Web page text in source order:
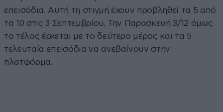
επεισόδια. Αυτή τη στιγμή έχουν προβληθεί τα 5 από
τα 10 στις 3 Σεπτεμβρίου. Την Παρασκευή 3/12 όμως
το τέλος έρχεται με το δεύτερο μέρος και τα 5
τελευταία επεισόδια να ανεβαίνουν στην
πλατφόρμα.